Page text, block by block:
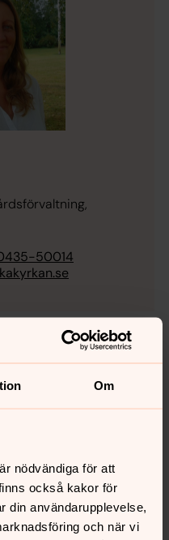
Om
nödvändiga för att
också kakor för
din användarupplevelse,
och när vi
50014